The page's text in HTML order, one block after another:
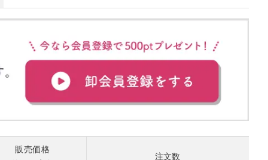
販売価格
注文数